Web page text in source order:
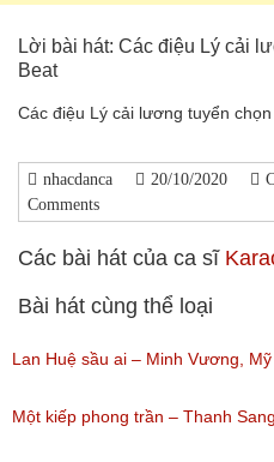
Lời bài hát: Các điệu Lý cải
Beat
Các điệu Lý cải lương tuyển
nhacdanca 20/10/2020
Comments
Các bài hát của ca sĩ
Bài hát cùng thể loại
Lan Huệ sầu ai – Minh Vương,
Huệ
Một kiếp phong trần – Thanh